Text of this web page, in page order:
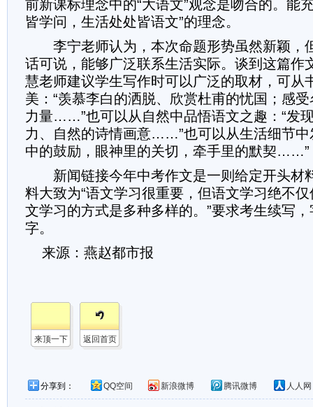
前新课标理念中的“大语文”观念是吻合的。能
皆学问，生活处处皆语文”的理念。
李宁老师认为，本次命题形势虽然新颖，
话可说，能够广泛联系生活实际。谈到这篇作
慧老师建议学生写作时可以广泛的取材，可从
美：“羡慕李白的洒脱、欣赏杜甫的忧国；感
力量……”也可以从自然中品悟语文之趣：“发
力、自然的诗情画意……”也可以从生活细节中
中的鼓励，眼神里的关切，牵手里的默契……”
新闻链接今年中考作文是一则给定开头材
料大致为“语文学习很重要，但语文学习绝不
文学习的方式是多种多样的。”要求考生续写
字。
来源：燕赵都市报
来顶一下 返回首页
分享到： QQ空间 新浪微博 腾讯微博 人人网